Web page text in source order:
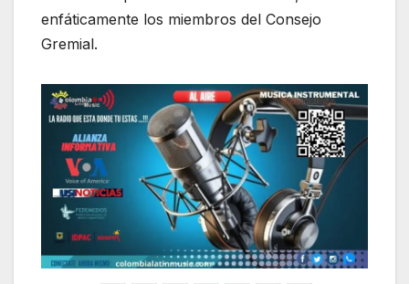
enfáticamente los miembros del Consejo
Gremial.